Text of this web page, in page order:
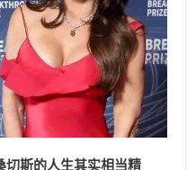
切斯的人生其实相当精